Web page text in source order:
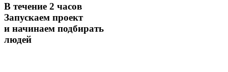
В течение 2 часов
Запускаем проект
и начинаем подбирать
людей